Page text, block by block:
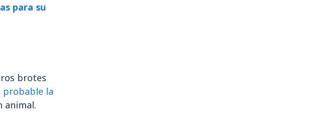
para su
brotes
la
animal.